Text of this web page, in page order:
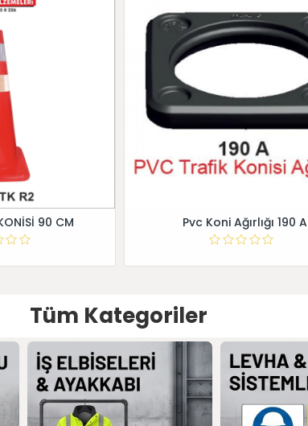
90 CM Pvc Koni Ağırlığı 190 A
Tüm Kategoriler